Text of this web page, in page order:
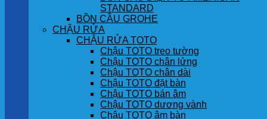
STANDARD
BỒN CẦU GROHE
CHẬU RỬA
CHẬU RỬA TOTO
Chậu TOTO treo tường
Chậu TOTO chân lửng
Chậu TOTO chân dài
Chậu TOTO đặt bàn
Chậu TOTO bán âm
Chậu TOTO dương vành
Chậu TOTO âm bàn